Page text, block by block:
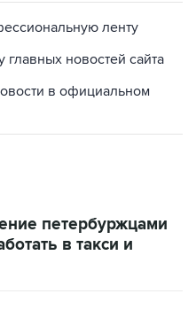
ленту
главных новостей сайта
в официальном
петербуржцами
в такси и